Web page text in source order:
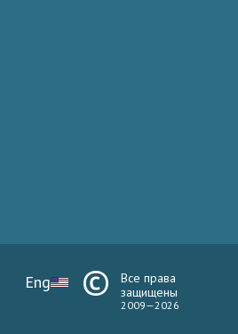
Eng
Все права
защищены
2009—2026